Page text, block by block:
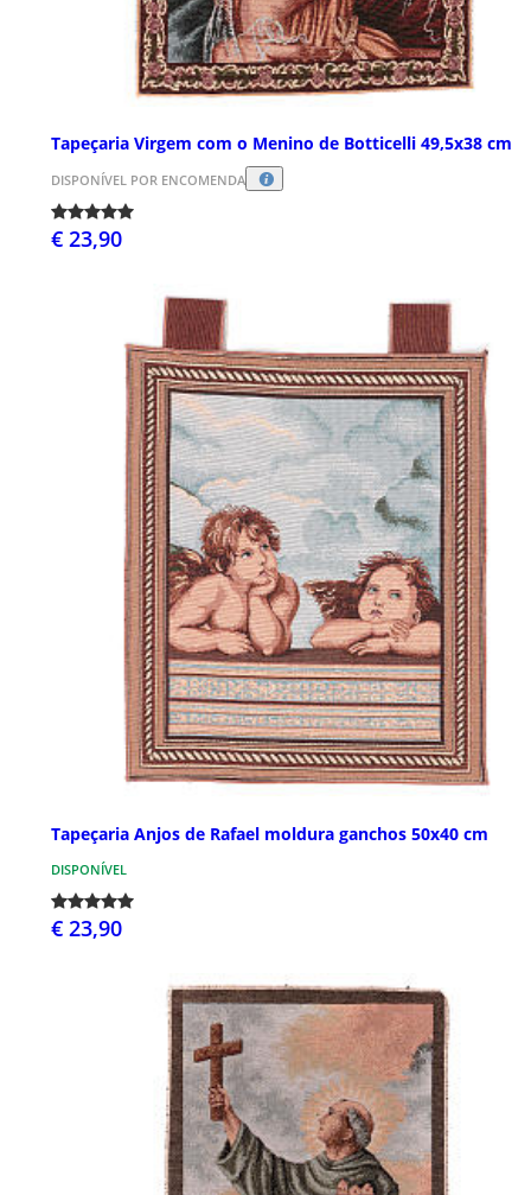
Tapeçaria Virgem com o Menino de Botticelli 49,5x38 cm
DISPONÍVEL POR ENCOMENDA
€ 23,90
Tapeçaria Anjos de Rafael moldura ganchos 50x40 cm
DISPONÍVEL
€ 23,90